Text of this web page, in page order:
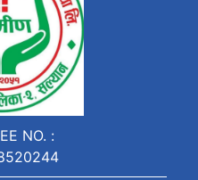
NO. :